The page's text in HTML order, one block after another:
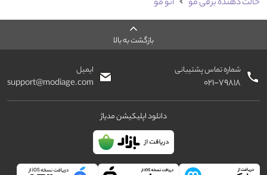
بازگشت به بالا
شماره تماس پشتیبانی
۰۲۱-۷۹۸۱۸
ایمیل
support@modiage.com
دانلود اپلیکیشن مدیاژ